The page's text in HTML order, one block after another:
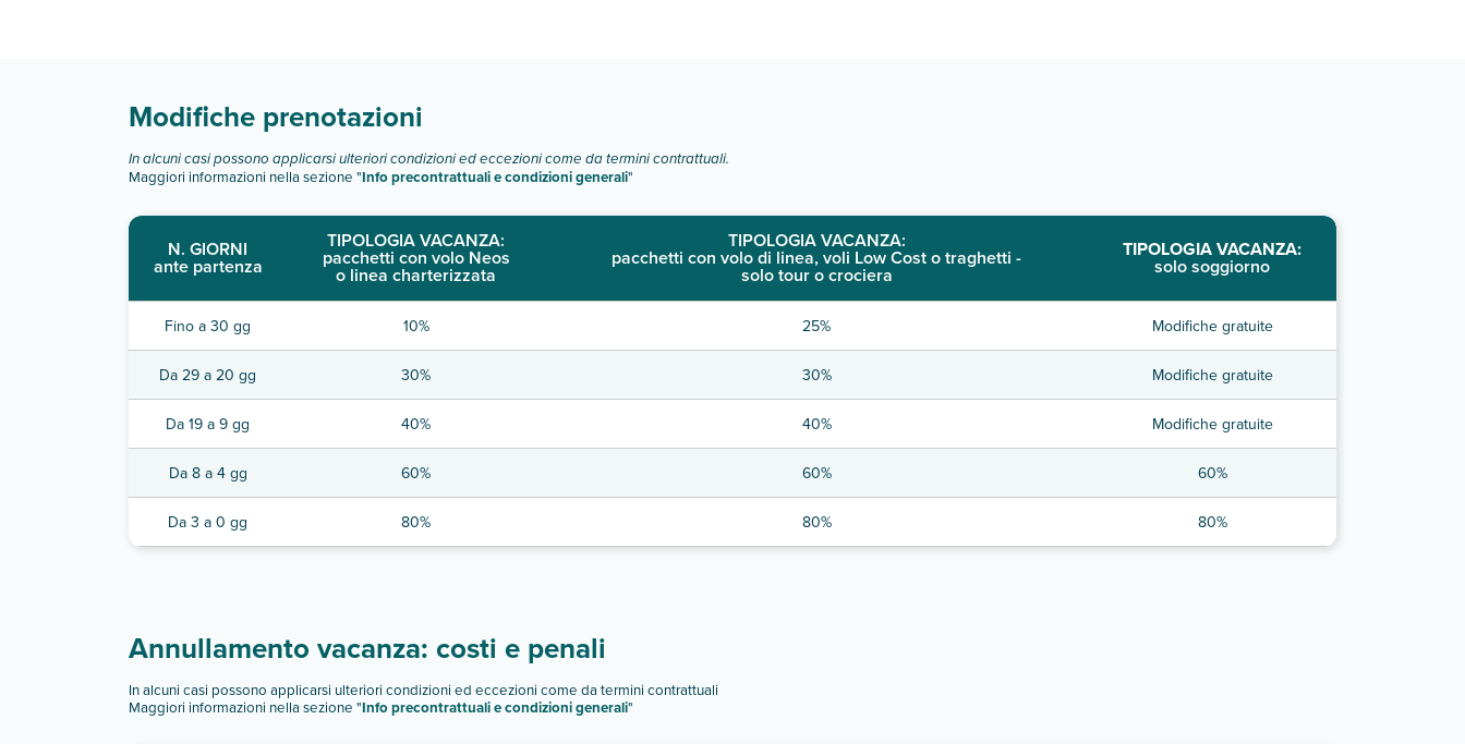
Modifiche prenotazioni
In alcuni casi possono applicarsi ulteriori condizioni ed eccezioni come da termini contrattuali.
Maggiori informazioni nella sezione "Info precontrattuali e condizioni generali"
N. GIORNI
ante partenza
TIPOLOGIA VACANZA:
pacchetti con volo Neos
o linea charterizzata
TIPOLOGIA VACANZA:
pacchetti con volo di linea, voli Low Cost o traghetti -
solo tour o crociera
TIPOLOGIA VACANZA:
solo soggiorno
Fino a 30 gg 10% 25% Modifiche gratuite
Da 29 a 20 gg 30% 30% Modifiche gratuite
Da 19 a 9 gg 40% 40% Modifiche gratuite
Da 8 a 4 gg 60% 60% 60%
Da 3 a 0 gg 80% 80% 80%
Annullamento vacanza: costi e penali
In alcuni casi possono applicarsi ulteriori condizioni ed eccezioni come da termini contrattuali
Maggiori informazioni nella sezione "Info precontrattuali e condizioni generali"